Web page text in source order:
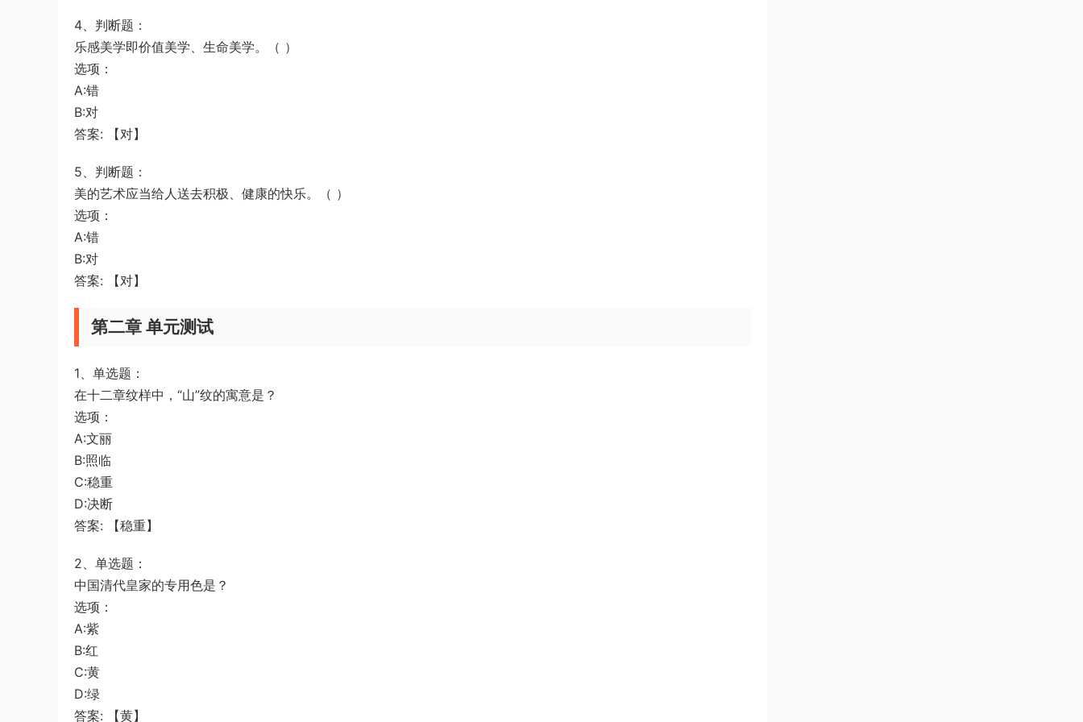
4、判断题：
乐感美学即价值美学、生命美学。（ ）
选项：
A:错
B:对
答案: 【对】
5、判断题：
美的艺术应当给人送去积极、健康的快乐。（ ）
选项：
A:错
B:对
答案: 【对】
第二章 单元测试
1、单选题：
在十二章纹样中，“山”纹的寓意是？
选项：
A:文丽
B:照临
C:稳重
D:决断
答案: 【稳重】
2、单选题：
中国清代皇家的专用色是？
选项：
A:紫
B:红
C:黄
D:绿
答案: 【黄】